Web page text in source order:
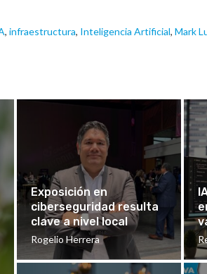
, infraestructura, Inteligencia Artificial, Mark
Exposición en
ciberseguridad resulta
clave a nivel local
Rogelio Herrera